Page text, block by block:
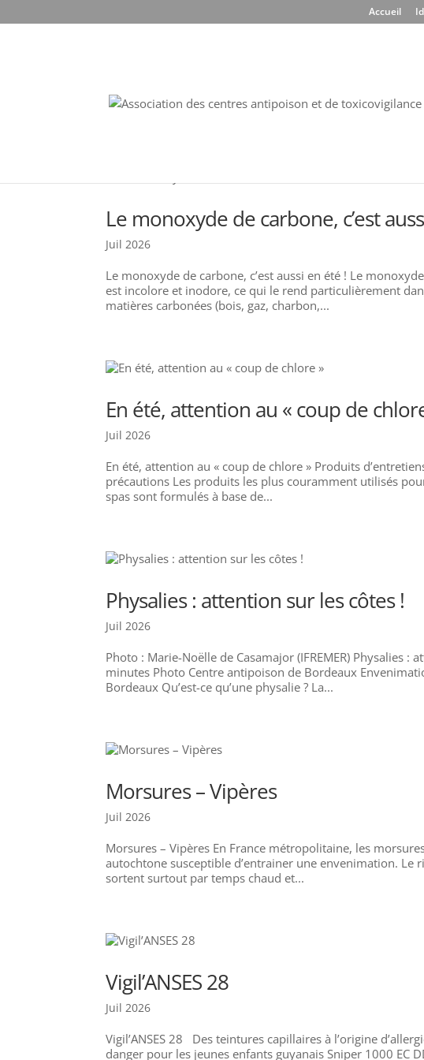
Accueil
Le monoxyde de carbone, c’est
Juil 2026
Le monoxyde de carbone, c’est aussi en été ! Le
est incolore et inodore, ce qui le rend particulièrement
matières carbonées (bois, gaz, charbon,...
En été, attention au « coup de
Juil 2026
En été, attention au « coup de chlore » Produits
précautions Les produits les plus couramment utilisés
spas sont formulés à base de...
Physalies : attention sur les côtes !
Juil 2026
Photo : Marie-Noëlle de Casamajor (IFREMER) Physalies
minutes Photo Centre antipoison de Bordeaux
Bordeaux Qu’est-ce qu’une physalie ? La...
Morsures – Vipères
Juil 2026
Morsures – Vipères En France métropolitaine, les
autochtone susceptible d’entrainer une envenimation.
sortent surtout par temps chaud et...
Vigil’ANSES 28
Juil 2026
Vigil’ANSES 28 Des teintures capillaires à l’origine
danger pour les jeunes enfants guyanais Sniper 1000 EC